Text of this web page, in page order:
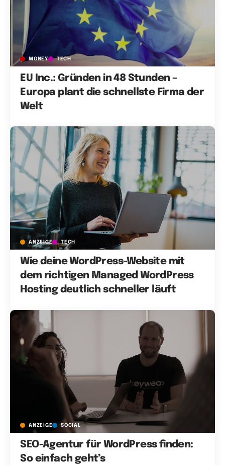
MONEY TECH
EU Inc.: Gründen in 48 Stunden –
Europa plant die schnellste Firma der
Welt
ANZEIGE TECH
Wie deine WordPress-Website mit
dem richtigen Managed WordPress
Hosting deutlich schneller läuft
ANZEIGE SOCIAL
SEO-Agentur für WordPress finden:
So einfach geht’s